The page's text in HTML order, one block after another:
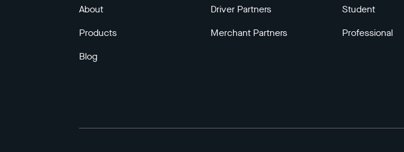
About
Products
Blog
Driver Partners
Merchant Partners
Student
Professional